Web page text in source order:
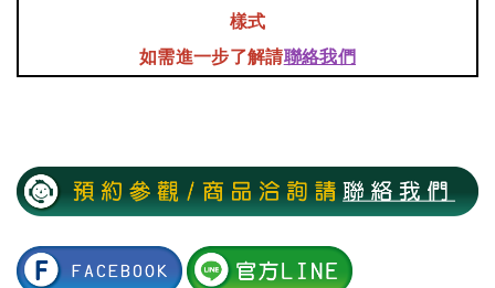
樣式
如需進一步了解請聯絡我們